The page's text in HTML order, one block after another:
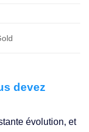
devez
évolution, et